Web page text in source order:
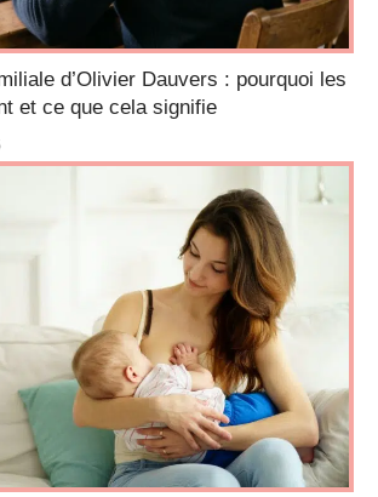
d’Olivier Dauvers : pourquoi les
et ce que cela signifie